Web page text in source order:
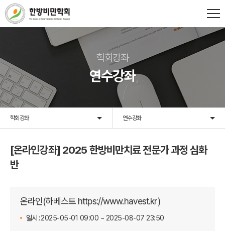
학회강좌
연수강좌
학회강좌 연수강좌
[온라인강좌] 2025 한방비만치료 전문가 과정 심화
반
온라인(하베스트 https://www.havest.kr)
일시 :2025-05-01 09:00 ~ 2025-08-07 23:50